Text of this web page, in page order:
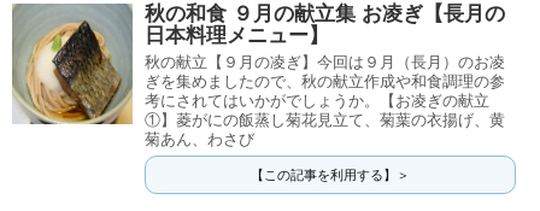
秋の和食 ９月の献立集 お凌ぎ【長月の
日本料理メニュー】
秋の献立【９月の凌ぎ】今回は９月（長月）のお凌
ぎを集めましたので、秋の献立作成や和食調理の参
考にされてはいかがでしょうか。【お凌ぎの献立
①】菱がにの飯蒸し菊花見立て、菊葉の衣揚げ、黄
菊あん、わさび
【この記事を利用する】＞